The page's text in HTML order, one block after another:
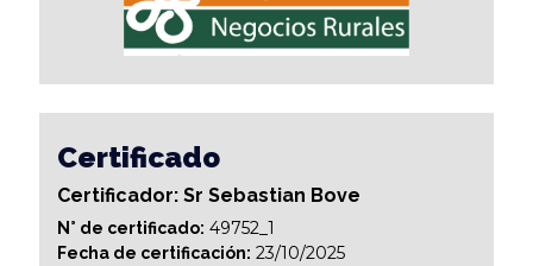
Certificado
Certificador: Sr Sebastian Bove
N° de certificado: 49752_1
Fecha de certificación: 23/10/2025